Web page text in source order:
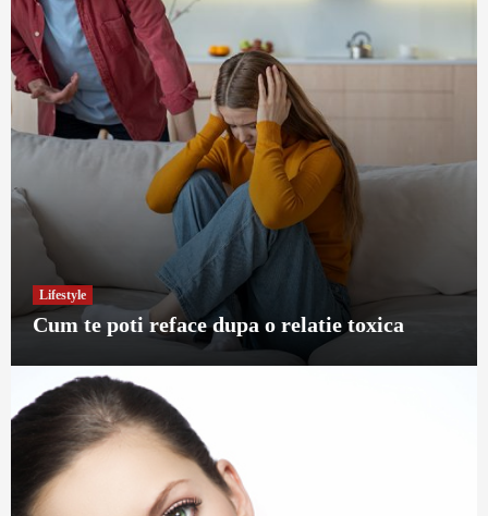
Lifestyle
Cum te poti reface dupa o relatie toxica